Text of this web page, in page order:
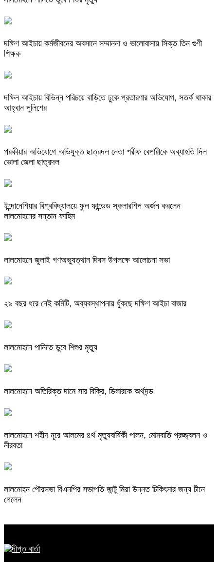
দক্ষিণ আইচায় কর্মজীবনের অবসানে সম্মাননা ও ভালোবাসায় সিক্ত তিন গুণী
শিক্ষক
দক্ষিন আইচায় ‎বিভিন্ন পরিচয়ে বাড়িতে ঢুকে প্রতারণার অভিযোগ, সতর্ক থাকার
আহ্বান পুলিশের
পরকীয়ার অভিযোগে অভিযুক্ত ছাত্রদল নেতা শরীফ বেপারীকে অব্যাহতি দিল
ভোলা জেলা ছাত্রদল
ইন্দোনেশিয়ার বিশ্ববিদ্যালয়ে ফুল ফান্ডেড স্কলারশিপ অর্জন করলেন
লালমোহনের সন্তান ফাহিম
লালমোহনে জুলাই গণঅভ্যুত্থান দিবস উপলক্ষে আলোচনা সভা
২৯ বছর ধরে নেই কমিটি, অব্যবস্থাপনায় ধুঁকছে দক্ষিণ আইচা বাজার
লালমোহনে পানিতে ডুবে শিশুর মৃত্যু
লালমোহনে অতিরিক্ত দামে সার বিক্রি, ডিলারকে অর্থদন্ড
লালমোহনে শহীদ নূরে আলমের ৪র্থ মৃত্যুবার্ষিকী পালন, মোমবাতি প্রজ্জ্বলন ও
নীরবতা
লালমোহন পৌরসভা বিএনপির সভাপতি জান্টু মিয়া উন্নত চিকিৎসার জন্য চীনে
গেলেন